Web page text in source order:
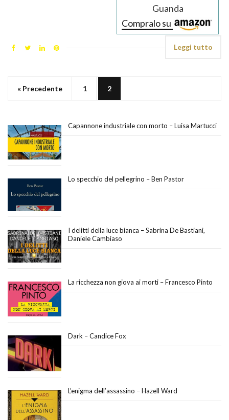
Guanda
Compralo su
Leggi tutto
« Precedente 1 2
Capannone industriale con morto – Luisa Martucci
Lo specchio del pellegrino – Ben Pastor
I delitti della luce bianca – Sabrina De Bastiani,
Daniele Cambiaso
La ricchezza non giova ai morti – Francesco Pinto
Dark – Candice Fox
L’enigma dell’assassino – Hazell Ward